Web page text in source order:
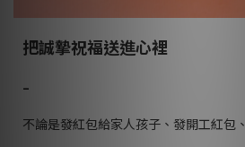
把誠摯祝福送進心裡
–
不論是發紅包給家人孩子、發開工紅包、